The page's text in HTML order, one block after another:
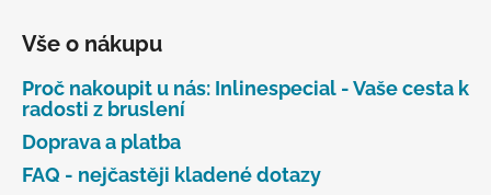
Vše o nákupu
Proč nakoupit u nás: Inlinespecial - Vaše cesta k
radosti z bruslení
Doprava a platba
FAQ - nejčastěji kladené dotazy